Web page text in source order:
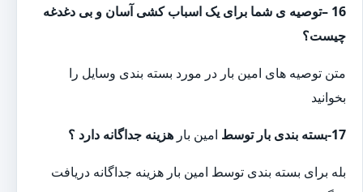
16 –توصیه ی شما برای یک اسباب کشی آسان و بی دغدغه
چیست؟
متن توصیه های امین بار در مورد بسته بندی وسایل را
بخوانید
17-بسته بندی بار توسط امین بار هزینه جداگانه دارد ؟
بله برای بسته بندی توسط امین بار هزینه جداگانه دریافت